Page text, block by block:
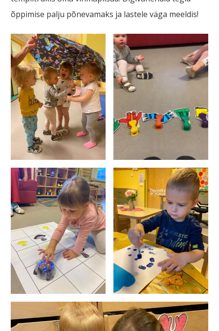
õppimise palju põnevamaks ja lastele väga meeldis!